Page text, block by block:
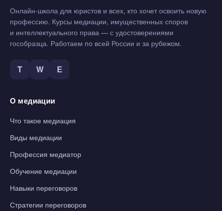
Онлайн-школа для юристов и всех, кто хочет освоить новую
профессию. Курсы медиации, имущественных споров
и интеллектуального права — с удостоверениями
гособразца. Работаем по всей России и за рубежом.
T W Е
О медиации
Что такое медиация
Виды медиации
Профессия медиатор
Обучение медиации
Навыки переговоров
Стратегии переговоров